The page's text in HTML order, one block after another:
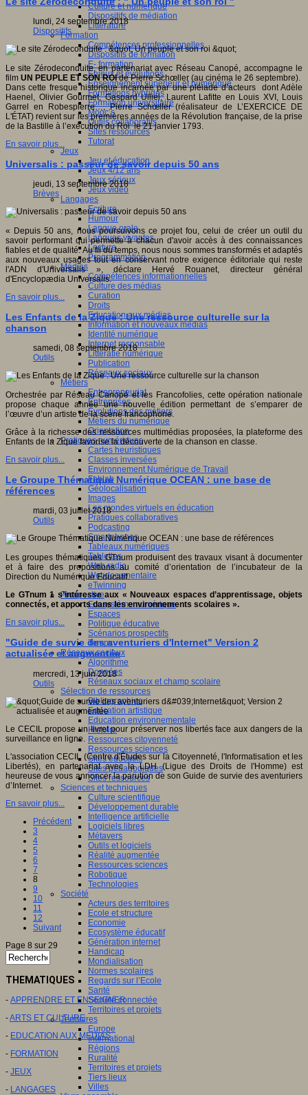
Culture et numérique
Dispositifs de médiation
Littérature
Formation
Compétences professionnelles
Dispositifs de formation
E- formation
Enjeux et évolutions
Enseignement supérieur et numérique
Formations hybrides
Formation universitaire
Mooc’s
Outils collaboratifs
Sites ressources
Tutorat
Jeux
Jeu et éducation
Jeux 4/12 ans
Jeux sérieux
Jeux vidéo
Langages
Ecriture
Humour
Langue orale
Langues vivantes
Lecture
Programmation
Médias
Compétences informationnelles
Culture des médias
Curation
Droits
Education aux médias
Information et nouveaux médias
Identité numérique
Internet responsable
Littératie numérique
Publication
Réseaux sociaux
Métiers
Entrepreneuriat
Entreprises
Evolutions des métiers
Métiers du numérique
Orientation
Pratiques numériques
Cartes heuristiques
Classes inversées
Environnement Numérique de Travail
Fablab
Géolocalisation
Images
Les mondes virtuels en éducation
Pratiques collaboratives
Podcasting
Smartphones
Tableaux numériques
Tablettes
Web radio
Webdocumentaire
eTwinning
Prospective
Ecosystème numérique
Espaces
Politique éducative
Scénarios prospectifs
Temps
Réseaux sociaux
Algorithme
Données
Réseaux sociaux et champ scolaire
Sélection de ressources
Bibliographies
Education artistique
Education environnementale
Histoire
Ressources citoyenneté
Ressources sciences
Sites éducatifs
Sites pédagogiques
Sites ressources
Sciences et techniques
Culture scientifique
Développement durable
Intelligence artificielle
Logiciels libres
Métavers
Outils et logiciels
Réalité augmentée
Ressources sciences
Robotique
Technologies
Société
Acteurs des territoires
Ecole et structure
Economie
Ecosystème éducatif
Génération internet
Handicap
Mondialisation
Normes scolaires
Regards sur l’Ecole
Santé
Société connectée
Territoires et projets
Territoires
Europe
International
Régions
Ruralité
Territoires et projets
Tiers lieux
Villes
lundi, 24 septembre 2018
Dispositifs
Le site Zérodeconduite, en partenariat avec Réseau Canopé, accompagne le
film UN PEUPLE ET SON ROIde Pierre Schœller (au cinéma le 26 septembre).
Dans cette fresque historique incarnée par une pléiade d’acteurs dont Adèle
Haenel, Olivier Gourmet, Gaspard Ulliel, Laurent Lafitte en Louis XVI, Louis
Garrel en Robespierre…, Pierre Schœller (réalisateur de L’EXERCICE DE
L'ÉTAT) revient sur les premières années de la Révolution française, de la prise
de la Bastille à l’exécution du Roi le 21 janvier 1793.
En savoir plus...
Universalis : passeur de savoir depuis 50 ans
jeudi, 13 septembre 2018
Brèves
« Depuis 50 ans, nous poursuivons ce projet fou, celui de créer un outil du
savoir performant qui permette à chacun d'avoir accès à des connaissances
fiables et de qualité. Au fil du temps, nous nous sommes transformés et adaptés
aux nouveaux usages tout en conservant notre exigence éditoriale qui reste
l'ADN d'Universalis », déclare Hervé Rouanet, directeur général
d'Encyclopædia Universalis.
En savoir plus...
Les Enfants de la Zique : Une ressource culturelle sur la
chanson
samedi, 08 septembre 2018
Outils
Orchestrée par Réseau Canopé et les Francofolies, cette opération nationale
propose chaque année une nouvelle édition permettant de s’emparer de
l’œuvre d’un artiste de la scène francophone.
Grâce à la richesse des ressources multimédias proposées, la plateforme des
Enfants de la Zique favorise la découverte de la chanson en classe.
En savoir plus...
Le Groupe Thématique Numérique OCEAN : une base de
références
mardi, 03 juillet 2018
Outils
Les groupes thématiques GTnum produisent des travaux visant à documenter
et à faire des propositions au comité d’orientation de l’incubateur de la
Direction du Numérique Educatif.
Le GTnum 1 s’intéresse aux « Nouveaux espaces d’apprentissage, objets
connectés, et apports dans les environnements scolaires ».
En savoir plus...
"Guide de survie des aventuriers d'Internet" Version 2
actualisée et augmentée
mercredi, 13 juin 2018
Outils
Le CECIL propose un livret pour préserver nos libertés face aux dangers de la
surveillance en ligne.
L'association CECIL (Centre d'Études sur la Citoyenneté, l'Informatisation et les
Libertés), en partenariat avec la LDH (Ligue des Droits de l'Homme) est
heureuse de vous annoncer la parution de son Guide de survie des aventuriers
d’Internet.
En savoir plus...
Précédent
3
4
5
6
7
8
9
10
11
12
Suivant
Page 8 sur 29
THEMATIQUES
- APPRENDRE ET ENSEIGNER
-ARTS ET CULTURE
- EDUCATION AUX MEDIAS
- FORMATION
- JEUX
- LANGAGES